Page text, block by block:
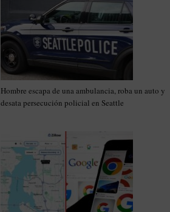
Hombre escapa de una ambulancia, roba un auto y
desata persecución policial en Seattle